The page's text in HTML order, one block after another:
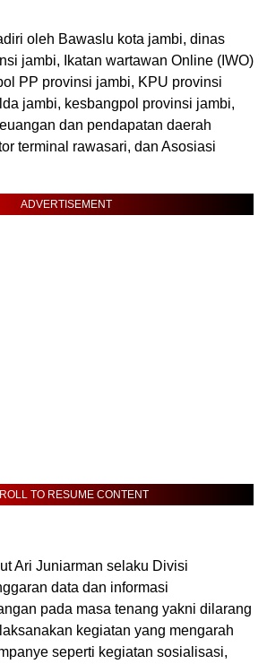
oleh Bawaslu kota jambi, dinas
jambi, Ikatan wartawan Online (IWO)
PP provinsi jambi, KPU provinsi
jambi, kesbangpol provinsi jambi,
dan pendapatan daerah
terminal rawasari, dan Asosiasi
ADVERTISEMENT
TO RESUME CONTENT
Ari Juniarman selaku Divisi
data dan informasi
pada masa tenang yakni dilarang
kegiatan yang mengarah
seperti kegiatan sosialisasi,